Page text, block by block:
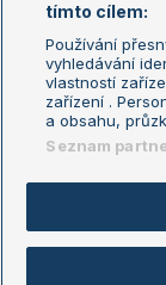
Podmínky užití
GDPR a žurnalistika
Kontakt
Copyright © 2008-
tímto cílem:
Používání
vyhledávání
vlastností
zařízení .
a obsahu,
Seznam